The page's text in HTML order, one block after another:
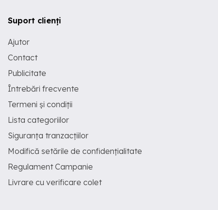
Suport clienți
Ajutor
Contact
Publicitate
Întrebări frecvente
Termeni și condiții
Lista categoriilor
Siguranța tranzacțiilor
Modifică setările de confidențialitate
Regulament Campanie
Livrare cu verificare colet